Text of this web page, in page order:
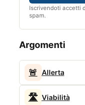
Iscrivendoti accetti
spam.
Argomenti
🚨 Allerta
🛣️ Viabilità